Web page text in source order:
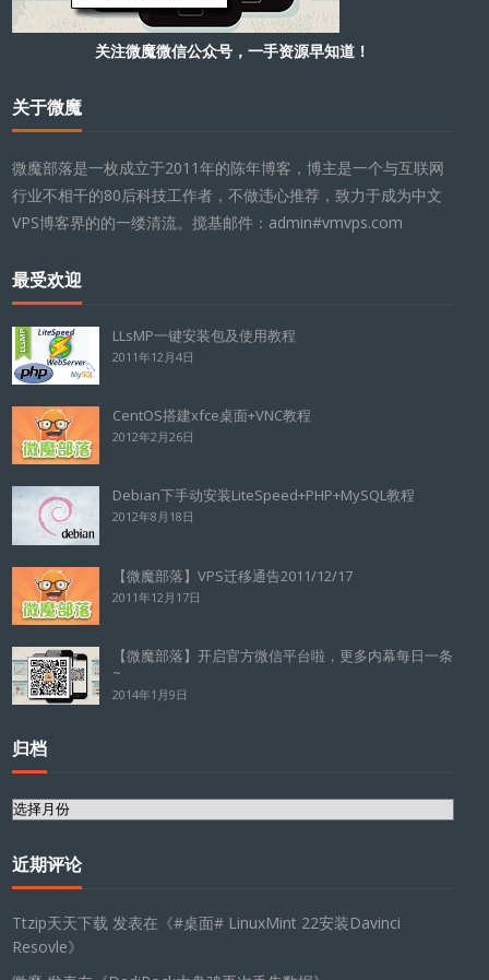
关注微魔微信公众号，一手资源早知道！
关于微魔
微魔部落是一枚成立于2011年的陈年博客，博主是一个与互联网
行业不相干的80后科技工作者，不做违心推荐，致力于成为中文
VPS博客界的的一缕清流。搅基邮件：admin#vmvps.com
最受欢迎
LLsMP一键安装包及使用教程
2011年12月4日
CentOS搭建xfce桌面+VNC教程
2012年2月26日
Debian下手动安装LiteSpeed+PHP+MySQL教程
2012年8月18日
【微魔部落】VPS迁移通告2011/12/17
2011年12月17日
【微魔部落】开启官方微信平台啦，更多内幕每日一条
~
2014年1月9日
归档
归
近期评论
Ttzip天天下载 发表在《#桌面# LinuxMint 22安装Davinci
Resovle》